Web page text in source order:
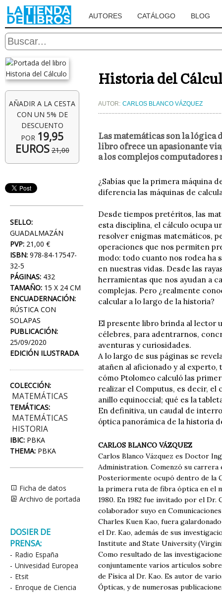
AUTORES CATÁLOGO BLOG
AÑADIR A LA CESTA
CON UN 5% DE
DESCUENTO
POR 19,95
EUROS 21,00
SELLO:
GUADALMAZÁN
PVP: 21,00 €
ISBN: 978-84-17547-
32-5
PÁGINAS: 432
TAMAÑO: 15 X 24 CM
ENCUADERNACIÓN:
RÚSTICA CON
SOLAPAS
PUBLICACIÓN:
25/09/2020
EDICIÓN ILUSTRADA
COLECCIÓN:
MATEMÁTICAS
TEMÁTICAS:
MATEMÁTICAS
HISTORIA
IBIC: PBKA
THEMA: PBKA
Ficha de datos
Archivo de portada
DOSIER DE
PRENSA:
- Radio España
- Univesidad Europea
- Etsit
- Enroque de Ciencia
Historia del
AUTOR: CARLOS BLANCO VÁZQUEZ
Las matemáticas son la
libro ofrece un apasionante
a los complejos computadores
¿Sabías que la primera máquina
diferencia las máquinas de
Desde tiempos pretéritos, las
esta disciplina, el cálculo ocupa
resolver enigmas matemáticos,
operaciones que nos permiten
modo: todo cuanto nos rodea ha
en nuestras vidas. Desde las
herramientas que nos ayudan a
complejas. Pero ¿realmente
calcular a lo largo de la historia?
El presente libro brinda al lector
célebres, para adentrarnos,
aventuras y curiosidades.
A lo largo de sus páginas se
atañen al aficionado y al
cómo Ptolomeo calculó las
realizar el Computus, es decir, el
anillo equinoccial; qué es la
En definitiva, un caudal de
óptica panorámica de la historia
CARLOS BLANCO VÁZQUEZ
Carlos Blanco Vázquez es Doctor
Administration. Comenzó su carrera
Posteriormente ocupó dentro de la
la primera ruta de fibra óptica en el
1980. En 1982 fue invitado por el
colaborador suyo en
Charles Kuen Kao, fuera
el Dr. Kao, además de sus
Institute and State University
Como resultado de las
conjuntamente varios artículos
de Física al Dr. Kao. Es autor de
Ópticas, y de numerosas